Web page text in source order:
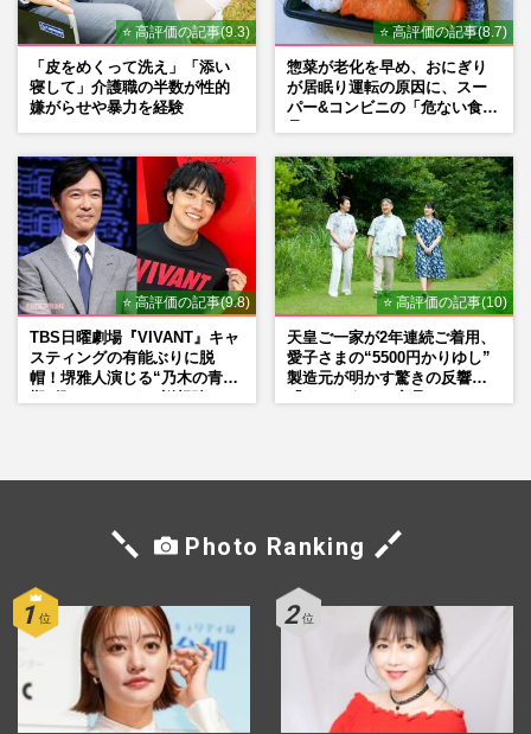
⭐ 高評価の記事(9.3)
「皮をめくって洗え」「添い
寝して」介護職の半数が性的
嫌がらせや暴力を経験
⭐ 高評価の記事(8.7)
惣菜が老化を早め、おにぎり
が居眠り運転の原因に、スー
パー&コンビニの「危ない食
⭐ 高評価の記事(9.8)
TBS日曜劇場『VIVANT』キャ
スティングの有能ぶりに脱
帽！堺雅人演じる“乃木の青年
⭐ 高評価の記事(10)
天皇ご一家が2年連続ご着用、
愛子さまの“5500円かりゆし”
製造元が明かす驚きの反響
Photo Ranking